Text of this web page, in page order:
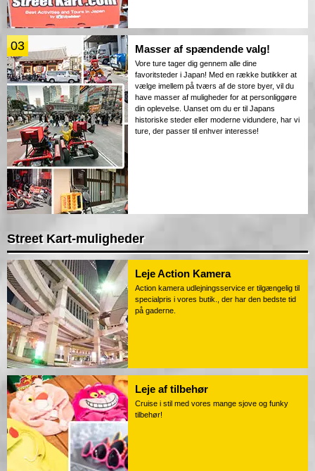
03 Masser af spændende valg!
Vore ture tager dig gennem alle dine
favoritsteder i Japan! Med en række butikker at
vælge imellem på tværs af de store byer, vil du
have masser af muligheder for at personliggøre
din oplevelse. Uanset om du er til Japans
historiske steder eller moderne vidundere, har vi
ture, der passer til enhver interesse!
Street Kart-muligheder
Leje Action Kamera
Action kamera udlejningsservice er tilgængelig til
specialpris i vores butik., der har den bedste tid
på gaderne.
Leje af tilbehør
Cruise i stil med vores mange sjove og funky
tilbehør!